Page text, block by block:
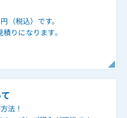
（税込）です。
りになります。
法！